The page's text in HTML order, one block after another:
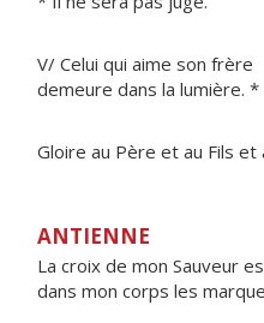
V/ Celui qui aime son frère
demeure dans la lumière. *
Gloire au Père et au Fils et
ANTIENNE
La croix de mon Sauveur
dans mon corps les